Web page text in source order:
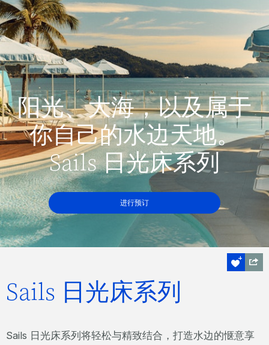
阳光、大海，以及属于
你自己的水边天地。
Sails 日光床系列
进行预订
Sails 日光床系列
Sails 日光床系列将轻松与精致结合，打造水边的惬意享